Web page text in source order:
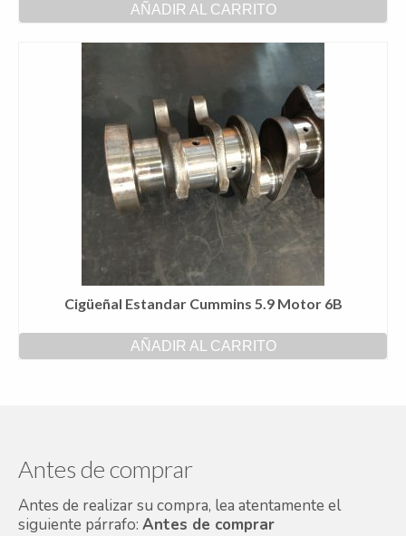
AÑADIR AL CARRITO
Cigüeñal Estandar Cummins 5.9 Motor 6B
AÑADIR AL CARRITO
Antes de comprar
Antes de realizar su compra, lea atentamente el
siguiente párrafo: Antes de comprar